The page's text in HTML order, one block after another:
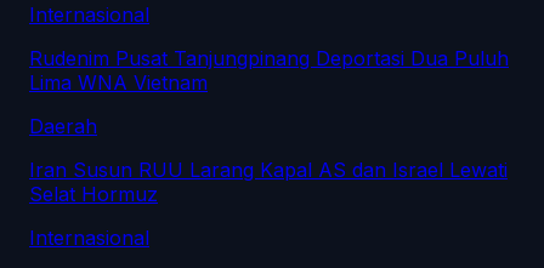
Internasional
Rudenim Pusat Tanjungpinang Deportasi Dua Puluh
Lima WNA Vietnam
Daerah
Iran Susun RUU Larang Kapal AS dan Israel Lewati
Selat Hormuz
Internasional